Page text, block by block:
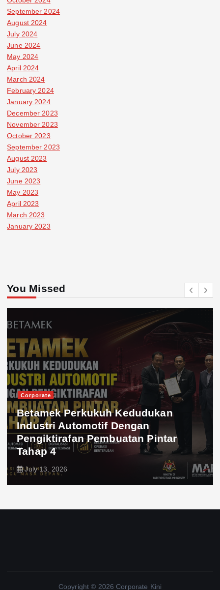
September 2024
August 2024
July 2024
June 2024
May 2024
April 2024
March 2024
February 2024
January 2024
December 2023
November 2023
October 2023
September 2023
August 2023
July 2023
June 2023
May 2023
April 2023
March 2023
January 2023
You Missed
Corporate
Betamek Perkukuh Kedudukan
Industri Automotif Dengan
Pengiktirafan Pembuatan Pintar
Tahap 4
July 13, 2026
Copyright © 2026 Corporate Kini